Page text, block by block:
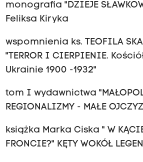
monografia "DZIEJE
Feliksa Kiryka
wspomnienia ks. TEOFILA
"TERROR I CIERPIENIE.
Ukrainie 1900 -1932"
tom I wydawnictwa
REGIONALIZMY - MAŁE
książka Marka Ciska " W
FRONCIE?" KĘTY WOKÓŁ